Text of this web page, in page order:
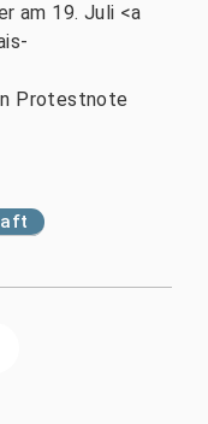
am 19. Juli <a
Protestnote